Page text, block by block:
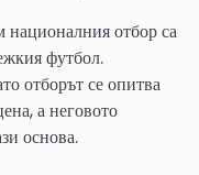
отбор са
футбол.
отборът се опитва
а неговото
основа.